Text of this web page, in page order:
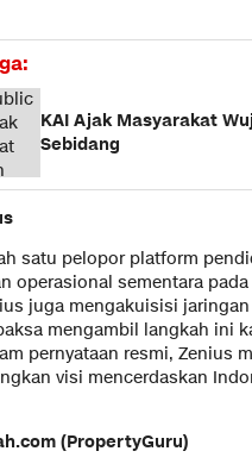
KAI Ajak Masyarakat
Sebidang
satu pelopor platform
operasional sementara
juga mengakuisisi
mengambil langkah ini
pernyataan resmi, Zenius
visi mencerdaskan
(PropertyGuru)